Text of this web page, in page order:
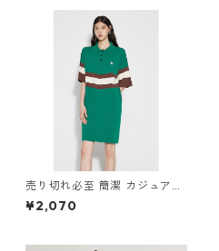
売り切れ必至 簡潔 カジュアル
切り替え ワンピース m-267
¥2,070